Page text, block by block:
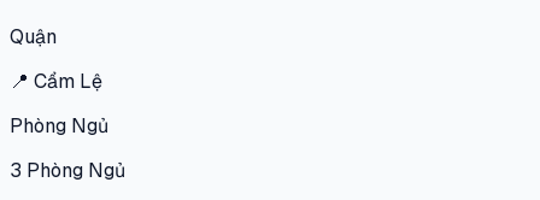
Quận
📍 Cẩm Lệ
Phòng Ngủ
3 Phòng Ngủ